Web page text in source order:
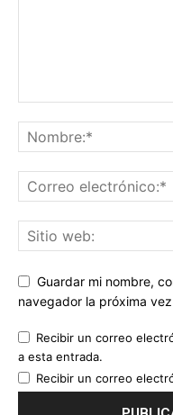
Guardar mi nombre,
navegador la próxima
Recibir un correo
a esta entrada.
Recibir un correo